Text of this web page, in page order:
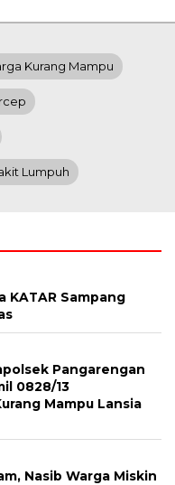
Kurang Mampu
Lumpuh
KATAR Sampang
Pangarengan
0828/13
Mampu Lansia
Nasib Warga Miskin